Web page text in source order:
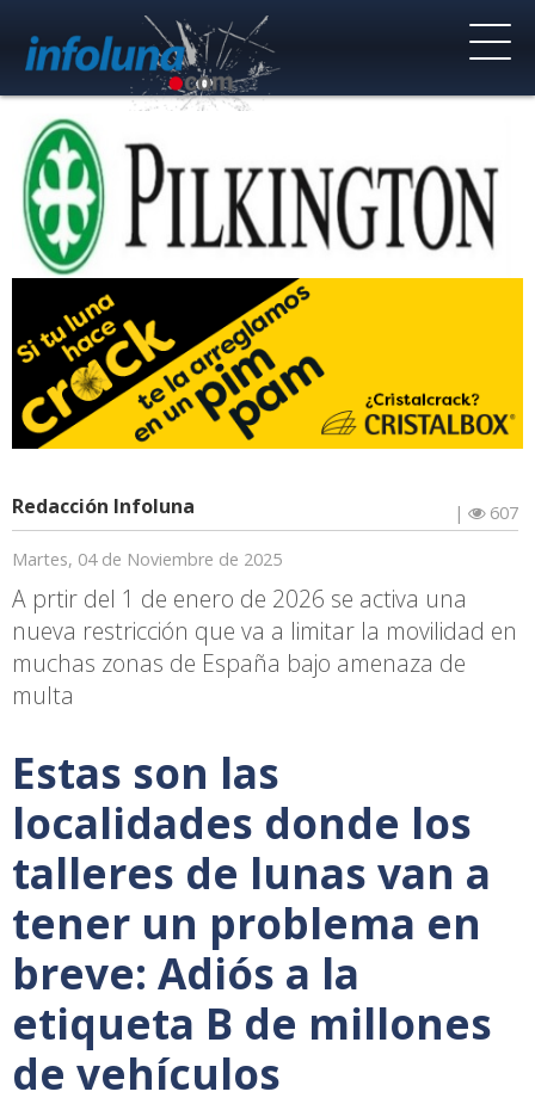
Redacción Infoluna | 607
Martes, 04 de Noviembre de 2025
A prtir del 1 de enero de 2026 se activa una
nueva restricción que va a limitar la movilidad en
muchas zonas de España bajo amenaza de
multa
Estas son las
localidades donde los
talleres de lunas van a
tener un problema en
breve: Adiós a la
etiqueta B de millones
de vehículos